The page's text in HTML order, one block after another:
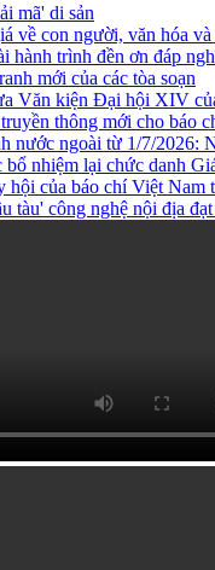
mã' di sản
về con người, văn hóa
trình đền ơn đáp
mới của các tòa soạn
Văn kiện Đại hội XIV
thông mới cho báo
nước ngoài từ 1/7/2026:
nhiệm lại chức danh
hội của báo chí Việt Nam
tàu' công nghệ nội địa